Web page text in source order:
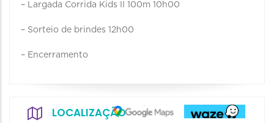
– Largada Corrida Kids II 100m 10h00
– Sorteio de brindes 12h00
– Encerramento
LOCALIZAÇÃO